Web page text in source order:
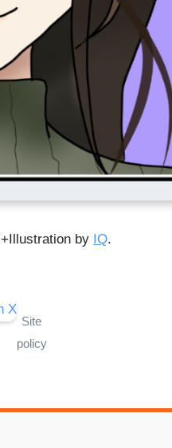
by IQ.
Site
policy